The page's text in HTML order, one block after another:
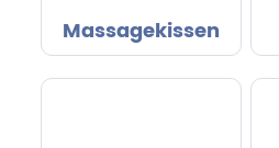
Massagekissen